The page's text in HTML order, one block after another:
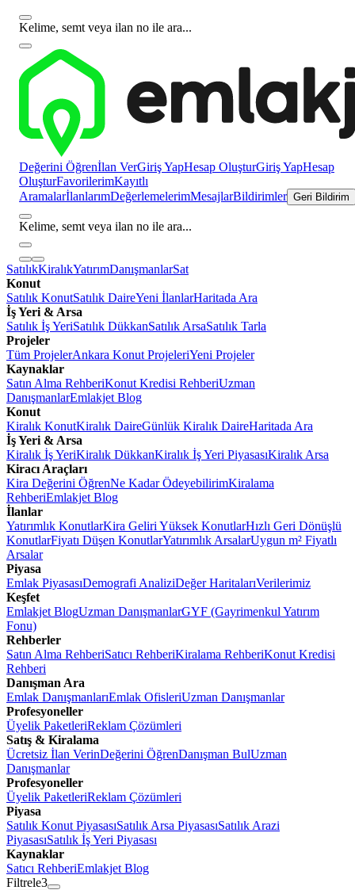
Kelime, semt veya ilan no ile ara...
Değerini Öğrenİlan VerGiriş YapHesap OluşturGiriş YapHesap
OluşturFavorilerimKayıtlı
AramalarİlanlarımDeğerlemelerimMesajlarBildirimler Geri Bildirim
Kelime, semt veya ilan no ile ara...
SatılıkKiralıkYatırımDanışmanlarSat
Konut
Satılık KonutSatılık DaireYeni İlanlarHaritada Ara
İş Yeri & Arsa
Satılık İş YeriSatılık DükkanSatılık ArsaSatılık Tarla
Projeler
Tüm ProjelerAnkara Konut ProjeleriYeni Projeler
Kaynaklar
Satın Alma RehberiKonut Kredisi RehberiUzman
DanışmanlarEmlakjet Blog
Konut
Kiralık KonutKiralık DaireGünlük Kiralık DaireHaritada Ara
İş Yeri & Arsa
Kiralık İş YeriKiralık DükkanKiralık İş Yeri PiyasasıKiralık Arsa
Kiracı Araçları
Kira Değerini ÖğrenNe Kadar ÖdeyebilirimKiralama
RehberiEmlakjet Blog
İlanlar
Yatırımlık KonutlarKira Geliri Yüksek KonutlarHızlı Geri Dönüşlü
KonutlarFiyatı Düşen KonutlarYatırımlık ArsalarUygun m² Fiyatlı
Arsalar
Piyasa
Emlak PiyasasıDemografi AnaliziDeğer HaritalarıVerilerimiz
Keşfet
Emlakjet BlogUzman DanışmanlarGYF (Gayrimenkul Yatırım
Fonu)
Rehberler
Satın Alma RehberiSatıcı RehberiKiralama RehberiKonut Kredisi
Rehberi
Danışman Ara
Emlak DanışmanlarıEmlak OfisleriUzman Danışmanlar
Profesyoneller
Üyelik PaketleriReklam Çözümleri
Satış & Kiralama
Ücretsiz İlan VerinDeğerini ÖğrenDanışman BulUzman
Danışmanlar
Profesyoneller
Üyelik PaketleriReklam Çözümleri
Piyasa
Satılık Konut PiyasasıSatılık Arsa PiyasasıSatılık Arazi
PiyasasıSatılık İş Yeri Piyasası
Kaynaklar
Satıcı RehberiEmlakjet Blog
Filtrele3